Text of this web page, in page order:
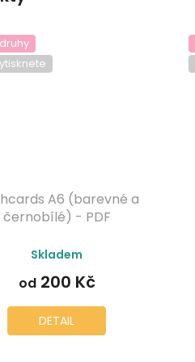
A6 (barevné a
černobílé) - PDF
hodnocení
produktu
je
5,0
z
5
Skladem
od200 Kč
DETAIL